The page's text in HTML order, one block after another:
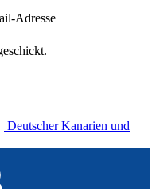
Adresse
Deutscher Kanarien und